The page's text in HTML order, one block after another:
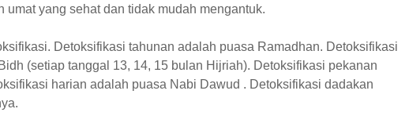
umat yang sehat dan tidak mudah mengantuk.
Detoksifikasi tahunan adalah puasa Ramadhan. Detoksifikasi
(setiap tanggal 13, 14, 15 bulan Hijriah). Detoksifikasi pekanan
harian adalah puasa Nabi Dawud . Detoksifikasi dadakan